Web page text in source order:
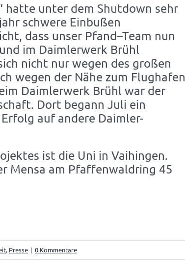
hatte unter dem Shutdown sehr
schwere Einbußen
dass unser Pfand–Team nun
im Daimlerwerk Brühl
nicht nur wegen des großen
wegen der Nähe zum Flughafen
Daimlerwerk Brühl war der
Dort begann Juli ein
auf andere Daimler-
ist die Uni in Vaihingen.
Mensa am Pfaffenwaldring 45
, Presse | 0 Kommentare